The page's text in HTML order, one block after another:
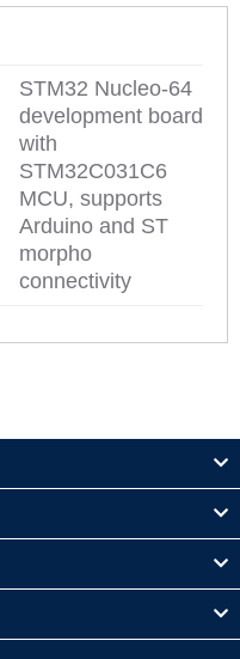
STM32 Nucleo-64
development board
with
STM32C031C6
MCU, supports
Arduino and ST
morpho
connectivity